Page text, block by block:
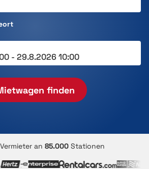
finden
Vermieter an 85.000 Stationen